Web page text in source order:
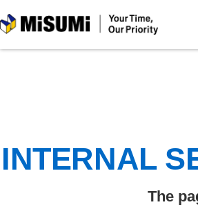
MiSUMi
INTERNAL
The